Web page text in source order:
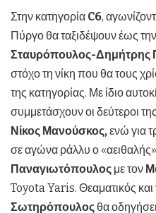
Στην κατηγορία C6,
Πύργο θα ταξιδέψουν έως την
Σταυρόπουλος-Δημήτρης
στόχο τη νίκη που θα τους
της κατηγορίας. Με ίδιο
συμμετάσχουν οι δεύτεροι
Νίκος Μανούσκος,ενώ για
σε αγώνα ράλλυ ο «αειθαλής»
Παναγιωτόπουλος με τον
Toyota Yaris. Θεαματικός
Σωτηρόπουλοςθα